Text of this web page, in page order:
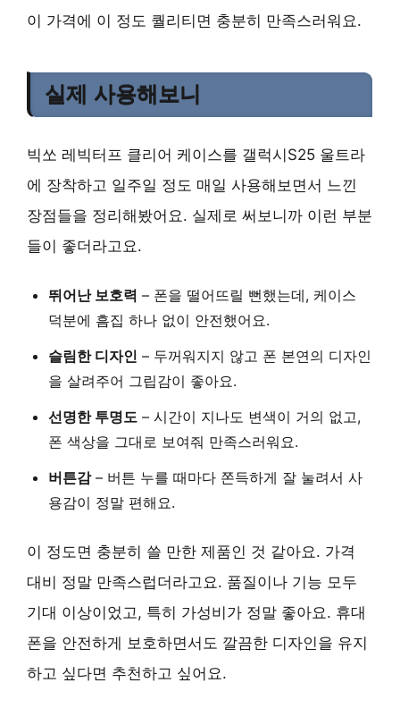
이 가격에 이 정도 퀄리티면 충분히 만족스러워요.
실제 사용해보니
빅쏘 레빅터프 클리어 케이스를 갤럭시S25 울트라
에 장착하고 일주일 정도 매일 사용해보면서 느낀
장점들을 정리해봤어요. 실제로 써보니까 이런 부분
들이 좋더라고요.
뛰어난 보호력 – 폰을 떨어뜨릴 뻔했는데, 케이스
덕분에 흠집 하나 없이 안전했어요.
슬림한 디자인 – 두꺼워지지 않고 폰 본연의 디자인
을 살려주어 그립감이 좋아요.
선명한 투명도 – 시간이 지나도 변색이 거의 없고,
폰 색상을 그대로 보여줘 만족스러워요.
버튼감– 버튼 누를 때마다 쫀득하게 잘 눌려서 사
용감이 정말 편해요.
이 정도면 충분히 쓸 만한 제품인 것 같아요. 가격
대비 정말 만족스럽더라고요. 품질이나 기능 모두
기대 이상이었고, 특히 가성비 가 정말 좋아요. 휴대
폰을 안전하게 보호하면서도 깔끔한 디자인을 유지
하고 싶다면 추천하고 싶어요.